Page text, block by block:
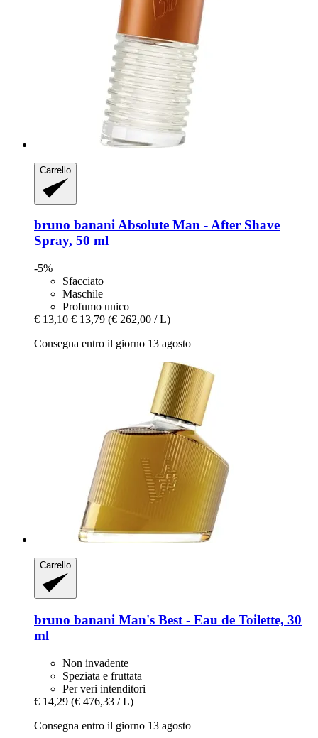
Carrello
bruno bananiAbsolute Man -​ After Shave
Spray, 50 ml
-5%
Sfacciato
Maschile
Profumo unico
€ 13,10 € 13,79 (€ 262,00 / L)
Consegna entro il giorno 13 agosto
Carrello
bruno banani Man's Best -​ Eau de Toilette, 30
ml
Non invadente
Speziata e fruttata
Per veri intenditori
€ 14,29 (€ 476,33 / L)
Consegna entro il giorno 13 agosto